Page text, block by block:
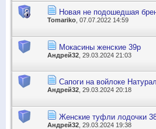
Новая не подошедшая
Tomariko , 07.07.2022 14:59
Мокасины женские 39р
Андрей32 , 29.03.2024 21:03
Сапоги на войлоке
Андрей32 , 29.03.2024 20:18
Женские туфли лодочки
Андрей32 , 29.03.2024 19:38